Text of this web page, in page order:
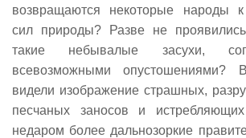
возвращаются некоторые народы
сил природы? Разве не
такие небывалые засухи,
всевозможными
видели изображение страшных,
песчаных заносов и
недаром более дальнозоркие